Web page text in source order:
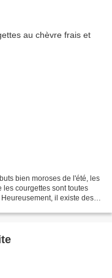
bien moroses de l'été, les
les courgettes sont toutes
il existe des